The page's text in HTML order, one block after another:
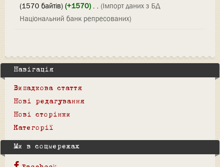
(1570 байтів) (+1570)‎ . . (Імпорт даних з БД
Національний банк репресованих)
Навігація
Випадкова стаття
Нові редагування
Нові сторінки
Категорії
Ми в соцмережах